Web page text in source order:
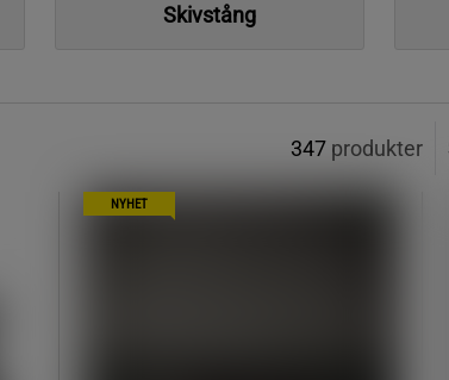
Skivstång
347 produkter
NYHET